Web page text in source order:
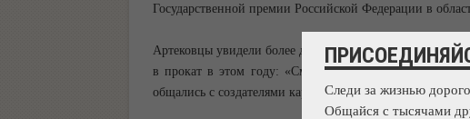
Государственной премии Российской Федерации в
Артековцы увидели более двадцати премьер, в числе
в прокат в этом году: «Смешарики. Дежавю» и «Два
общались с создателями картин, задавали вопросы,
Следи за жизнью
Общайся с тысячами